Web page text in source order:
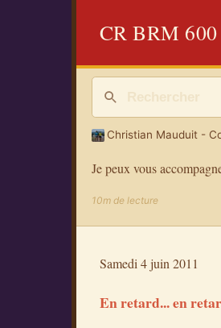
CR BRM
Christian Mauduit -
Je peux vous
10m de lecture
Samedi 4 juin 2011
En retard... en